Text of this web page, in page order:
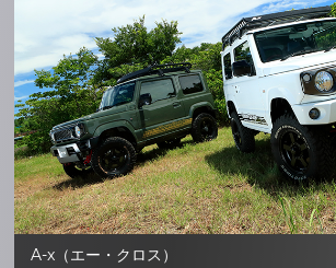
A-x（エー・クロス）